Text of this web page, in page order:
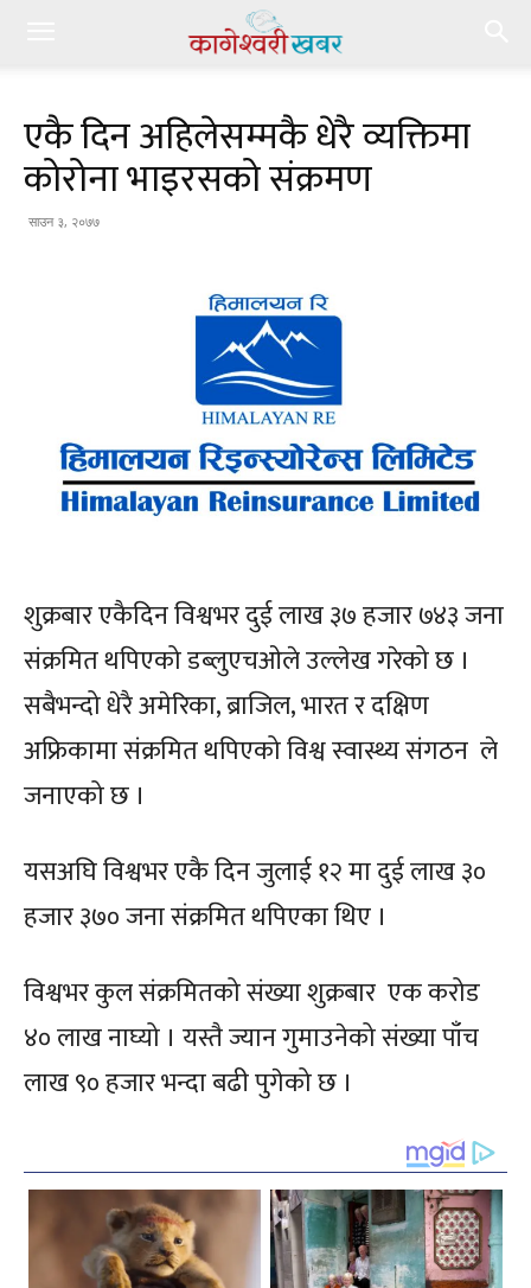
एकै दिन अहिलेसम्मकै धेरै व्यक्तिमा
कोरोना भाइरसको संक्रमण
साउन ३, २०७७
शुक्रबार एकैदिन विश्वभर दुई लाख ३७ हजार ७४३ जना
संक्रमित थपिएको डब्लुएचओले उल्लेख गरेको छ ।
सबैभन्दो धेरै अमेरिका, ब्राजिल, भारत र दक्षिण
अफ्रिकामा संक्रमित थपिएको विश्व स्वास्थ्य संगठन ले
जनाएको छ ।
यसअघि विश्वभर एकै दिन जुलाई १२ मा दुई लाख ३०
हजार ३७० जना संक्रमित थपिएका थिए ।
विश्वभर कुल संक्रमितको संख्या शुक्रबार एक करोड
४० लाख नाघ्यो । यस्तै ज्यान गुमाउनेको संख्या पाँच
लाख ९० हजार भन्दा बढी पुगेको छ ।